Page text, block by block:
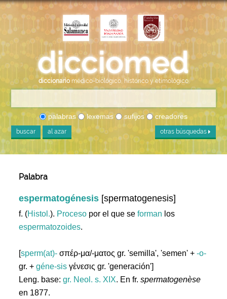
diccionario médico-biológico, histórico y etimológico
palabras lexemas sufijos creadores
buscar al azar otras búsquedas
Palabra
espermatogénesis [spermatogenesis]
f. (Histol.). Proceso por el que seforman los
espermatozoides.
[sperm(at)- σπέρ-μα/-ματος gr. 'semilla', 'semen' +-o-
gr. +géne-sis γένεσις gr. 'generación']
Leng. base:gr. Neol. s. XIX. En fr.spermatogenèse
en 1877.